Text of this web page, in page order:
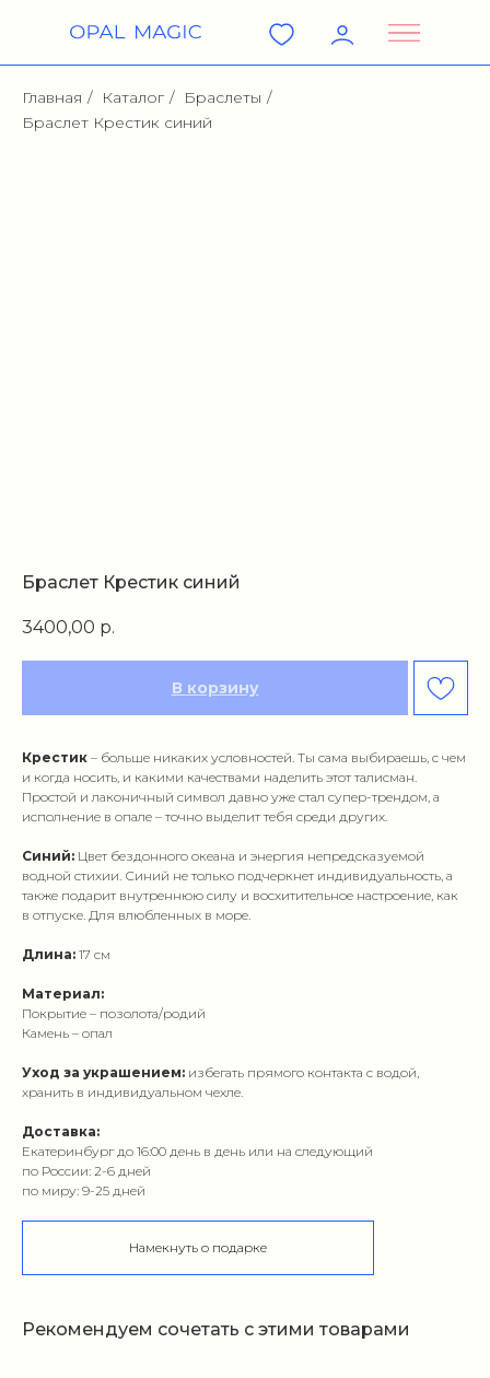
Главная / Каталог / Браслеты /
Браслет Крестик синий
Браслет Крестик синий
3400,00 р.
В корзину
Крестик – больше никаких условностей. Ты сама выбираешь, с чем
и когда носить, и какими качествами наделить этот талисман.
Простой и лаконичный символ давно уже стал супер-трендом, а
исполнение в опале – точно выделит тебя среди других.
Синий: Цвет бездонного океана и энергия непредсказуемой
водной стихии. Синий не только подчеркнет индивидуальность, а
также подарит внутреннюю силу и восхитительное настроение, как
в отпуске. Для влюбленных в море.
Длина: 17 см
Материал:
Покрытие – позолота/родий
Камень – опал
Уход за украшением: избегать прямого контакта с водой,
хранить в индивидуальном чехле.
Доставка:
Екатеринбург до 16:00 день в день или на следующий
по России: 2-6 дней
по миру: 9-25 дней
Намекнуть о подарке
Рекомендуем сочетать с этими товарами